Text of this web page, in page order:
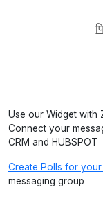
Use our Widget with
Connect your
CRM and HUBSPOT
Create Polls for your
messaging group